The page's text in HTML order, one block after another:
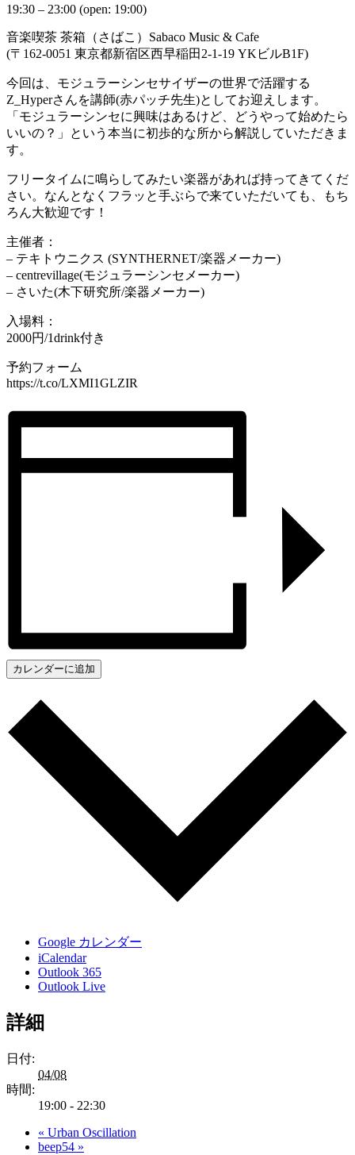
19:30 – 23:00 (open: 19:00)
音楽喫茶 茶箱（さばこ）Sabaco Music & Cafe
(〒162-0051 東京都新宿区西早稲田2-1-19 YKビルB1F)
今回は、モジュラーシンセサイザーの世界で活躍する
Z_Hyperさんを講師(赤パッチ先生)としてお迎えします。
「モジュラーシンセに興味はあるけど、どうやって始めたら
いいの？」という本当に初歩的な所から解説していただきま
す。
フリータイムに鳴らしてみたい楽器があれば持ってきてくだ
さい。なんとなくフラッと手ぶらで来ていただいても、もち
ろん大歓迎です！
主催者：
– テキトウニクス (SYNTHERNET/楽器メーカー)
– centrevillage(モジュラーシンセメーカー)
– さいた(木下研究所/楽器メーカー)
入場料：
2000円/1drink付き
予約フォーム
https://t.co/LXMI1GLZIR
カレンダーに追加
Google カレンダー
iCalendar
Outlook 365
Outlook Live
詳細
日付:
04/08
時間:
19:00 - 22:30
« Urban Oscillation
beep54 »